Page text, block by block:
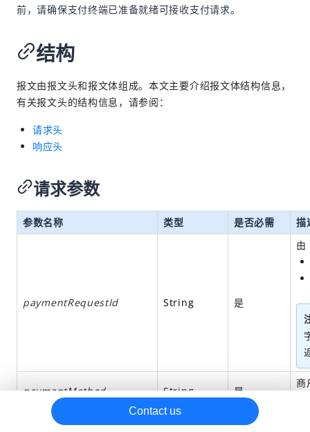
Omnichannel 集成方案
API 参考信息
diagnosis
inquiryPayment
inquiryRefund
SDK 参考信息
前，请确保支付终端已准备就绪可接收支付请求。
结构
报文由报文头和报文体组成。本文主要介绍报文体结构信息，
有关报文头的结构信息，请参阅：
请求头
响应头
请求参数
参数名称 类型 是否必需 描
paymentRequestId String 是
由
paymentMethod String 是
商
paymentAmount
Amount 是
Contact us